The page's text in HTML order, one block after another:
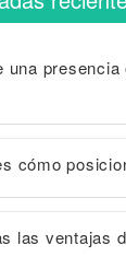
una presencia
cómo
las ventajas